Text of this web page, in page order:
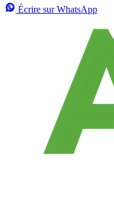
Écrire sur WhatsApp